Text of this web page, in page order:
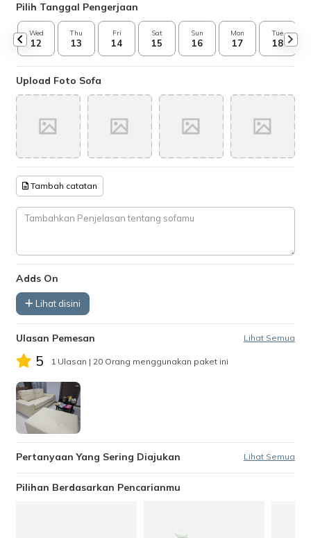
Pilih Tanggal Pengerjaan
Wed
12
Thu
13
Fri
14
Sat
15
Sun
16
Mon
17
Tue
18
Upload Foto Sofa
Tambah catatan
Adds On
Lihat disini
Ulasan Pemesan Lihat Semua
5 1 Ulasan | 20 Orang menggunakan paket ini
Pertanyaan Yang Sering Diajukan Lihat Semua
Pilihan Berdasarkan Pencarianmu